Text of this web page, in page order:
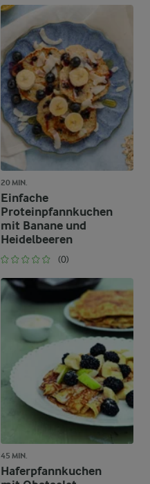
20 MIN.
Einfache
Proteinpfannkuchen
mit Banane und
Heidelbeeren
(0)
45 MIN.
Haferpfannkuchen